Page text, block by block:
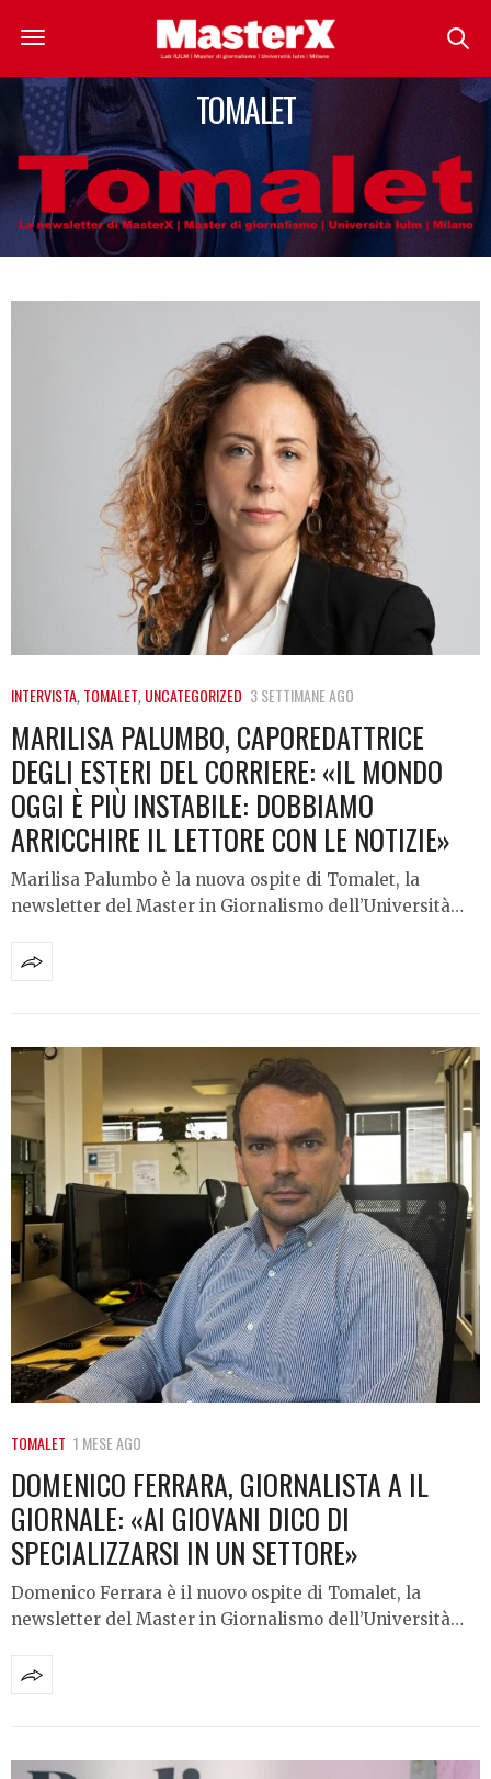
TOMALET
INTERVISTA,TOMALET,UNCATEGORIZED 3 SETTIMANE AGO
MARILISA PALUMBO, CAPOREDATTRICE
DEGLI ESTERI DEL CORRIERE: «IL MONDO
OGGI È PIÙ INSTABILE: DOBBIAMO
ARRICCHIRE IL LETTORE CON LE NOTIZIE»
Marilisa Palumbo è la nuova ospite di Tomalet, la
newsletter del Master in Giornalismo dell’Università…
TOMALET 1 MESE AGO
DOMENICO FERRARA, GIORNALISTA A IL
GIORNALE: «AI GIOVANI DICO DI
SPECIALIZZARSI IN UN SETTORE»
Domenico Ferrara è il nuovo ospite di Tomalet, la
newsletter del Master in Giornalismo dell’Università…